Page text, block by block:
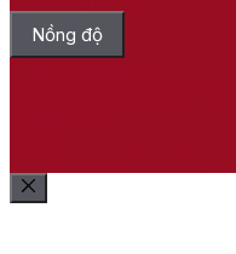
Nồng độ